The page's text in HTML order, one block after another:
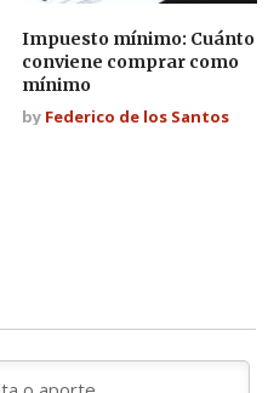
Impuesto mínimo: Cuánto
conviene comprar como
mínimo
by Federico de los Santos